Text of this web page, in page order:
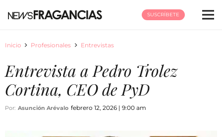
SUSCRÍBETE
Inicio Profesionales Entrevistas
Entrevista a Pedro Trolez
Cortina, CEO de PyD
Por: Asunción Arévalo febrero 12, 2026 | 9:00 am